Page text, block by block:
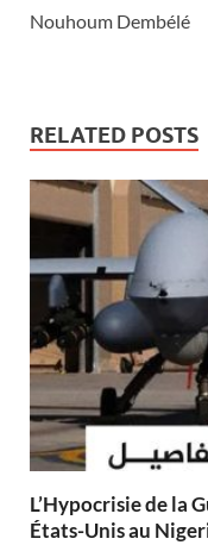
Nouhoum Dembélé
RELATED POSTS
L’Hypocrisie de la
États-Unis au